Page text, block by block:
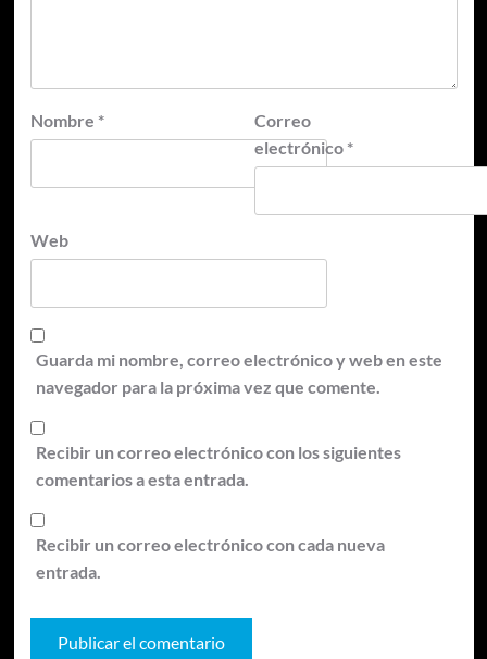
Nombre *
Correo
electrónico *
Web
Guarda mi nombre, correo electrónico y web en este
navegador para la próxima vez que comente.
Recibir un correo electrónico con los siguientes
comentarios a esta entrada.
Recibir un correo electrónico con cada nueva
entrada.